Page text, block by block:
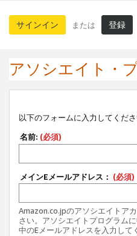
サインイン または 登録
アソシエイト・
以下のフォームに入力してくだ
名前: (必須)
メインEメールアドレス： (必須)
Amazon.co.jpのアソシエイトア
さい。アソシエイトプログラム
中のEメールアドレスを入力して